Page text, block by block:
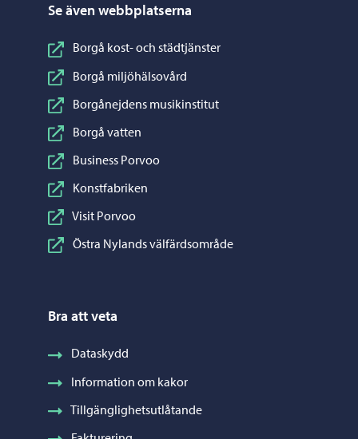
Se även webbplatserna
Borgå kost- och städtjänster
Borgå miljöhälsovård
Borgånejdens musikinstitut
Borgå vatten
Business Porvoo
Konstfabriken
Visit Porvoo
Östra Nylands välfärdsområde
Bra att veta
Dataskydd
Information om kakor
Tillgänglighetsutlåtande